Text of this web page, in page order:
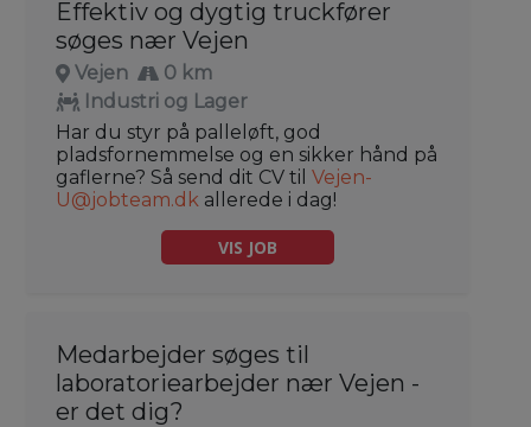
Effektiv og dygtig truckfører
søges nær Vejen
Vejen
0 km
Industri og Lager
Har du styr på palleløft, god
pladsfornemmelse og en sikker hånd på
gaflerne? Så send dit CV til Vejen-
U@jobteam.dk allerede i dag!
VIS JOB
Medarbejder søges til
laboratoriearbejder nær Vejen -
er det dig?